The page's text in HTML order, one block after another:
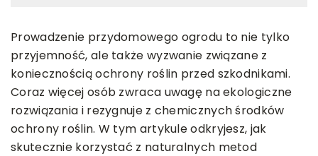
Prowadzenie przydomowego ogrodu to nie tylko
przyjemność, ale także wyzwanie związane z
koniecznością ochrony roślin przed szkodnikami.
Coraz więcej osób zwraca uwagę na ekologiczne
rozwiązania i rezygnuje z chemicznych środków
ochrony roślin. W tym artykule odkryjesz, jak
skutecznie korzystać z naturalnych metod